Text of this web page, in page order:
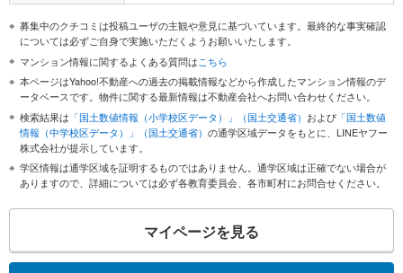
募集中のクチコミは投稿ユーザの主観や意見に基づいています。最終的な事実確認
については必ずご自身で実施いただくようお願いいたします。
マンション情報に関するよくある質問はこちら
本ページはYahoo!不動産への過去の掲載情報などから作成したマンション情報のデ
ータベースです。物件に関する最新情報は不動産会社へお問い合わせください。
検索結果は 「国土数値情報（小学校区データ）」（国土交通省） および 「国土数値
情報（中学校区データ）」（国土交通省） の通学区域データをもとに、LINEヤフー
株式会社が提示しています。
学区情報は通学区域を証明するものではありません。通学区域は正確でない場合が
ありますので、詳細については必ず各教育委員会、各市町村にお問合せください。
マイページを見る